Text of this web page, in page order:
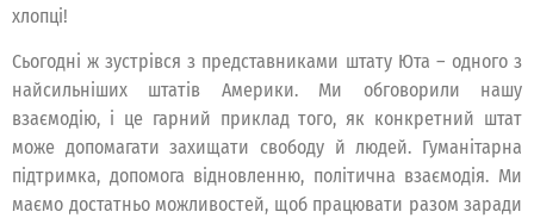
хлопці!
Сьогодні ж зустрівся з представниками штату Юта – одного з
найсильніших штатів Америки. Ми обговорили нашу
взаємодію, і це гарний приклад того, як конкретний штат
може допомагати захищати свободу й людей. Гуманітарна
підтримка, допомога відновленню, політична взаємодія. Ми
маємо достатньо можливостей, щоб працювати разом заради